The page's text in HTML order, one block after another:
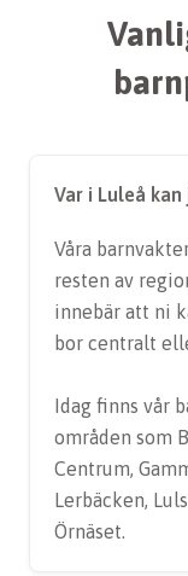
Var i Luleå
Våra
resten av
innebär att ni
bor centralt
Idag finns vår
områden som
Centrum,
Lerbäcken,
Örnäset.